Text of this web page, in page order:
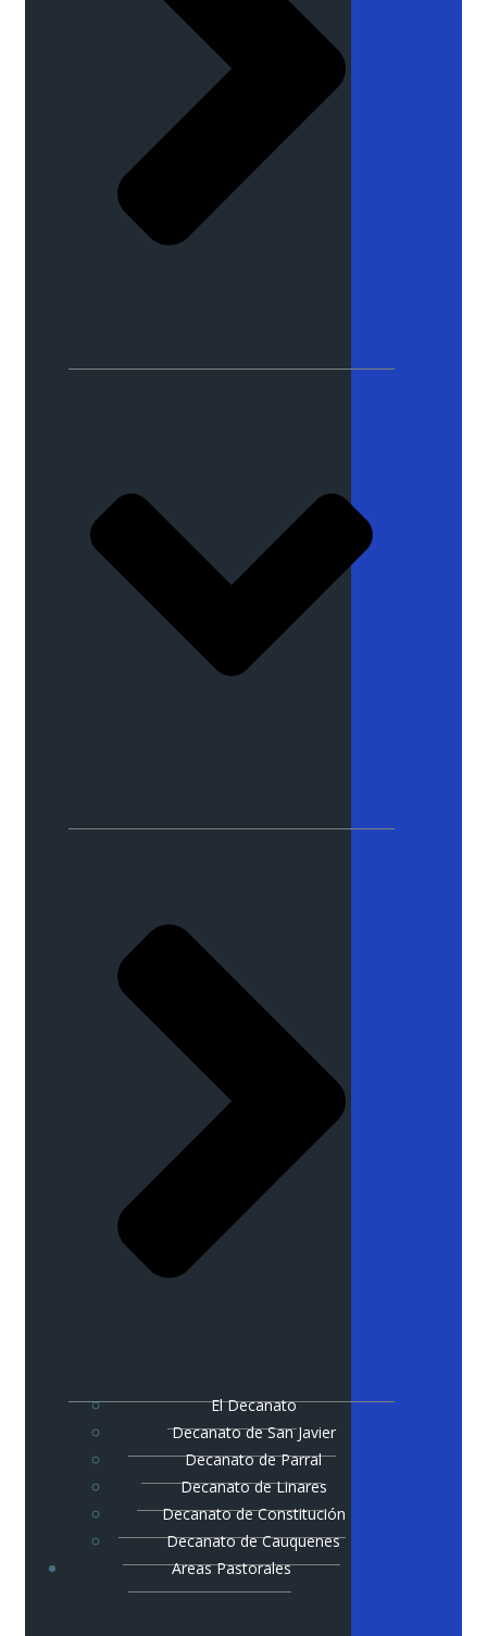
El Decanato
Decanato de San Javier
Decanato de Parral
Decanato de Linares
Decanato de Constitución
Decanato de Cauquenes
Areas Pastorales